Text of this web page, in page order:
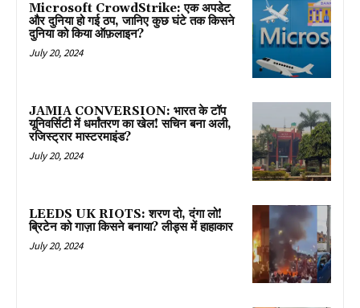
Microsoft CrowdStrike: एक अपडेट
और दुनिया हो गई ठप, जानिए कुछ घंटे तक किसने
दुनिया को किया ऑफ़लाइन?
July 20, 2024
JAMIA CONVERSION: भारत के टॉप
यूनिवर्सिटी में धर्मांतरण का खेल! सचिन बना अली,
रजिस्ट्रार मास्टरमाइंड?
July 20, 2024
LEEDS UK RIOTS: शरण दो, दंगा लो!
ब्रिटेन को गाज़ा किसने बनाया? लीड्स में हाहाकार
July 20, 2024